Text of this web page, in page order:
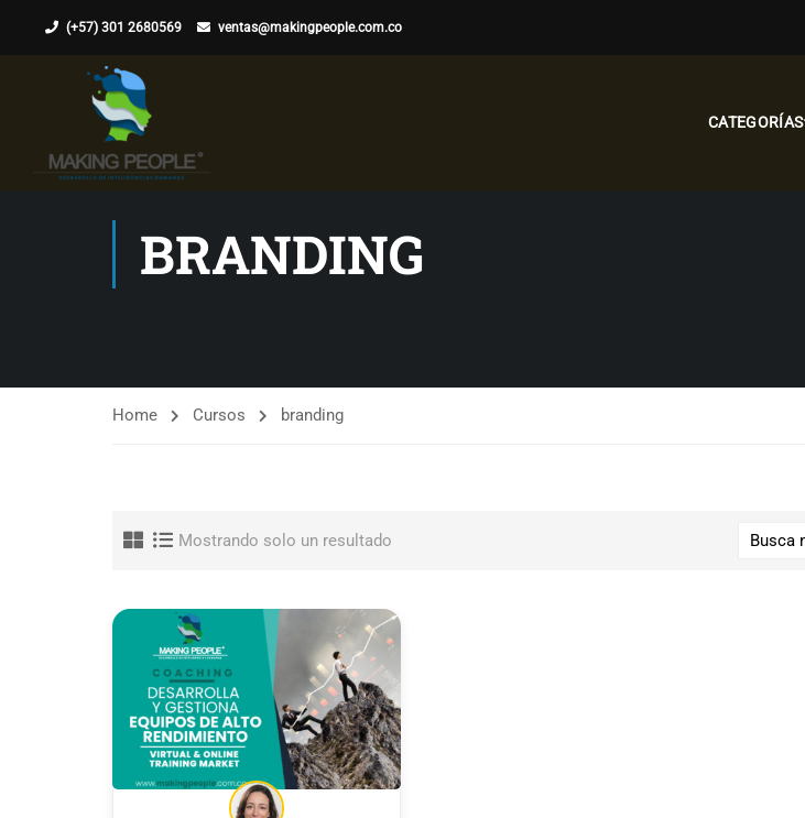
(+57) 301 2680569 ventas@makingpeople.com.co
CATEGORÍAS
BRANDING
Home Cursos branding
Mostrando solo un resultado